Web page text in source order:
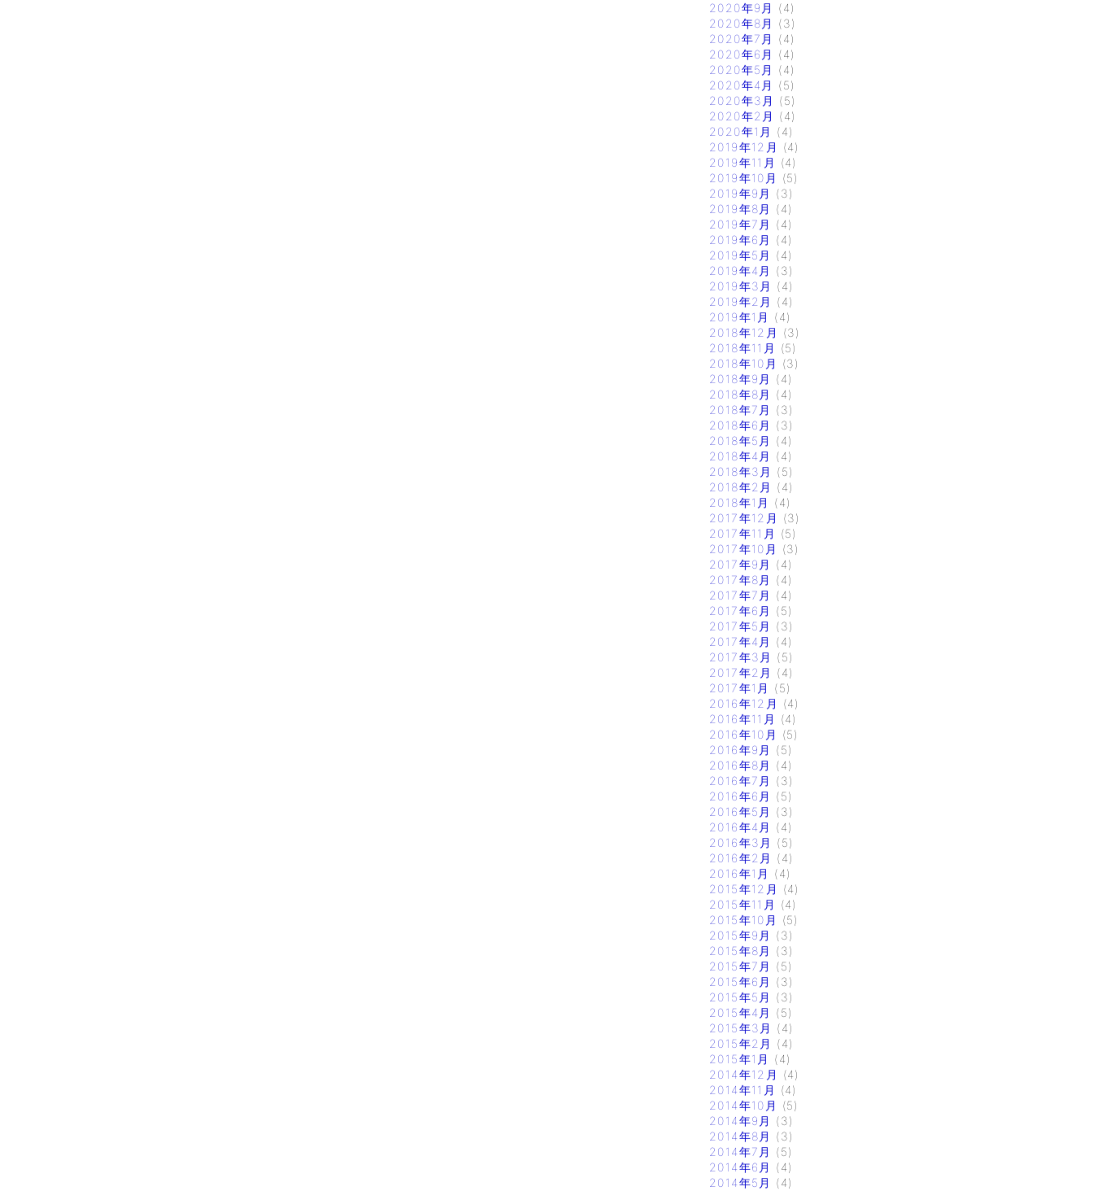
2020年9月
(4)
2020年8月
(3)
2020年7月
(4)
2020年6月
(4)
2020年5月
(4)
2020年4月
(5)
2020年3月
(5)
2020年2月
(4)
2020年1月
(4)
2019年12月
(4)
2019年11月
(4)
2019年10月
(5)
2019年9月
(3)
2019年8月
(4)
2019年7月
(4)
2019年6月
(4)
2019年5月
(4)
2019年4月
(3)
2019年3月
(4)
2019年2月
(4)
2019年1月
(4)
2018年12月
(3)
2018年11月
(5)
2018年10月
(3)
2018年9月
(4)
2018年8月
(4)
2018年7月
(3)
2018年6月
(3)
2018年5月
(4)
2018年4月
(4)
2018年3月
(5)
2018年2月
(4)
2018年1月
(4)
2017年12月
(3)
2017年11月
(5)
2017年10月
(3)
2017年9月
(4)
2017年8月
(4)
2017年7月
(4)
2017年6月
(5)
2017年5月
(3)
2017年4月
(4)
2017年3月
(5)
2017年2月
(4)
2017年1月
(5)
2016年12月
(4)
2016年11月
(4)
2016年10月
(5)
2016年9月
(5)
2016年8月
(4)
2016年7月
(3)
2016年6月
(5)
2016年5月
(3)
2016年4月
(4)
2016年3月
(5)
2016年2月
(4)
2016年1月
(4)
2015年12月
(4)
2015年11月
(4)
2015年10月
(5)
2015年9月
(3)
2015年8月
(3)
2015年7月
(5)
2015年6月
(3)
2015年5月
(3)
2015年4月
(5)
2015年3月
(4)
2015年2月
(4)
2015年1月
(4)
2014年12月
(4)
2014年11月
(4)
2014年10月
(5)
2014年9月
(3)
2014年8月
(3)
2014年7月
(5)
2014年6月
(4)
2014年5月
(4)